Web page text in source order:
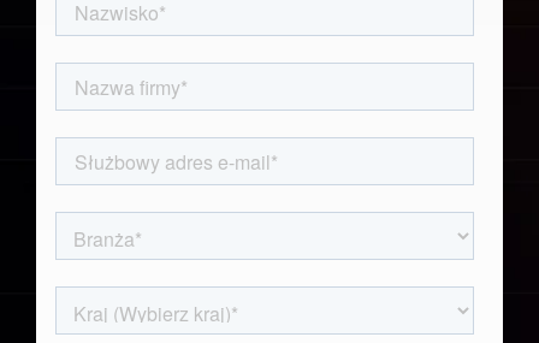
Koreański (
한국어
Niemiecki (
Przeglądaj wszystkie zbiory danych